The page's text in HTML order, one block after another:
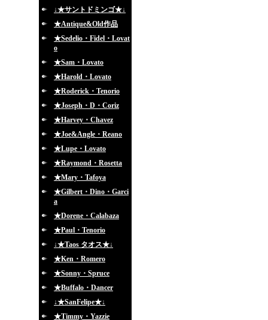
↓★サントドミンゴ★↓
★Antique&Old作品
★Sedelio・Fidel・Lovat
o
★Sam・Lovato
★Harold・Lovato
★Roderick・Tenorio
★Joseph・D・Coriz
★Harvey・Chavez
★Joe&Angle・Reano
★Lupe・Lovato
★Raymond・Rosetta
★Mary・Tafoya
★Gilbert・Dino・Garci
a
★Dorene・Calabaza
★Paul・Tenorio
↓★Taos タオス★↓
★Ken・Romero
★Sonny・Spruce
★Buffalo・Dancer
↓★SanFelipe★↓
★Timmy・Yazzie